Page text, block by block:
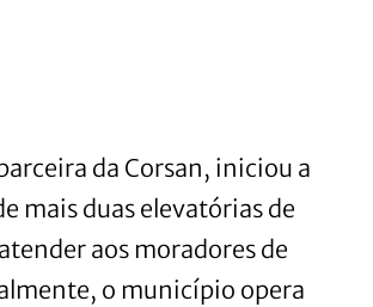
da Corsan, iniciou a
mais duas elevatórias de
aos moradores de
o município opera